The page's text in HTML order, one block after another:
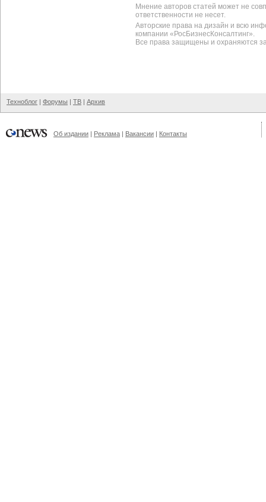
Мнение авторов статей может не
ответственности не несет.
Авторские права на дизайн и всю
компании «РосБизнесКонсалтинг».
Все права защищены и охраняются
Техноблог | Форумы | ТВ | Архив
Об издании | Реклама | Вакансии | Контакты